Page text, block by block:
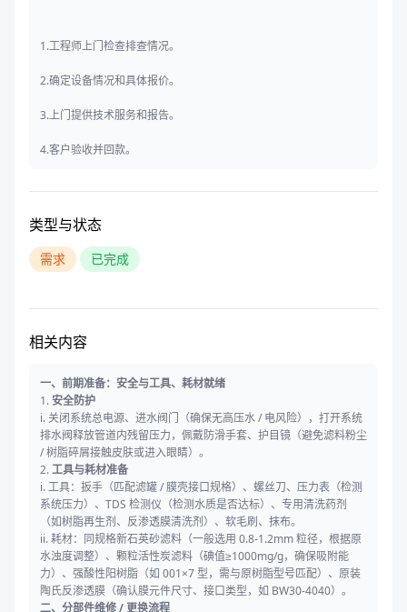
1.工程师上门检查排查情况。
2.确定设备情况和具体报价。
3.上门提供技术服务和报告。
4.客户验收并回款。
类型与状态
需求 已完成
相关内容
一、前期准备：安全与工具、耗材就绪
1.安全防护
i. 关闭系统总电源、进水阀门（确保无高压水 / 电风险），打开系统
排水阀释放管道内残留压力，佩戴防滑手套、护目镜（避免滤料粉尘
/ 树脂碎屑接触皮肤或进入眼睛）。
2.工具与耗材准备
i. 工具：扳手（匹配滤罐 / 膜壳接口规格）、螺丝刀、压力表（检测
系统压力）、TDS 检测仪（检测水质是否达标）、专用清洗药剂
（如树脂再生剂、反渗透膜清洗剂）、软毛刷、抹布。
ii. 耗材：同规格新石英砂滤料（一般选用 0.8-1.2mm 粒径，根据原
水浊度调整）、颗粒活性炭滤料（碘值≥1000mg/g，确保吸附能
力）、强酸性阳树脂（如 001×7 型，需与原树脂型号匹配）、原装
陶氏反渗透膜（确认膜元件尺寸、接口类型，如 BW30-4040）。
二、分部件维修 / 更换流程